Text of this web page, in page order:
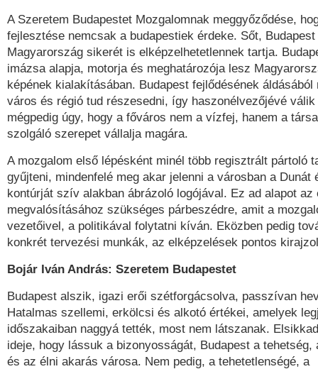
A Szeretem Budapestet Mozgalomnak meggyőződése,
fejlesztése nemcsak a budapestiek érdeke. Sőt,
Magyarország sikerét is elképzelhetetlennek tartja.
imázsa alapja, motorja és meghatározója lesz
képének kialakításában. Budapest fejlődésének áldásából
város és régió tud részesedni, így haszonélvezőjévé válik
mégpedig úgy, hogy a főváros nem a vízfej, hanem a
szolgáló szerepet vállalja magára.
A mozgalom első lépésként minél több regisztrált pártoló
gyűjteni, mindenfelé meg akar jelenni a városban a Dunát
kontúrját szív alakban ábrázoló logójával. Ez ad alapot az
megvalósításához szükséges párbeszédre, amit a
vezetőivel, a politikával folytatni kíván. Eközben pedig
konkrét tervezési munkák, az elképzelések pontos
Bojár Iván András: Szeretem Budapestet
Budapest alszik, igazi erői szétforgácsolva, passzívan
Hatalmas szellemi, erkölcsi és alkotó értékei, amelyek
időszakaiban naggyá tették, most nem látszanak.
ideje, hogy lássuk a bizonyosságát, Budapest a tehetség,
és az élni akarás városa. Nem pedig, a tehetetlenségé, a